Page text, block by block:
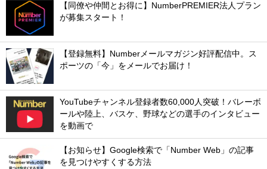
【同僚や仲間とお得に】NumberPREMIER法人プラン
が募集スタート！
【登録無料】Numberメールマガジン好評配信中。ス
ポーツの「今」をメールでお届け！
YouTubeチャンネル登録者数60,000人突破！バレーボ
ールや陸上、バスケ、野球などの選手のインタビュー
を動画で
【お知らせ】Google検索で「Number Web」の記事
を見つけやすくする方法